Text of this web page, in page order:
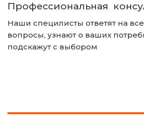
Профессиональная
Наши специлисты ответят на
вопросы, узнают о ваших
подскажут с выбором